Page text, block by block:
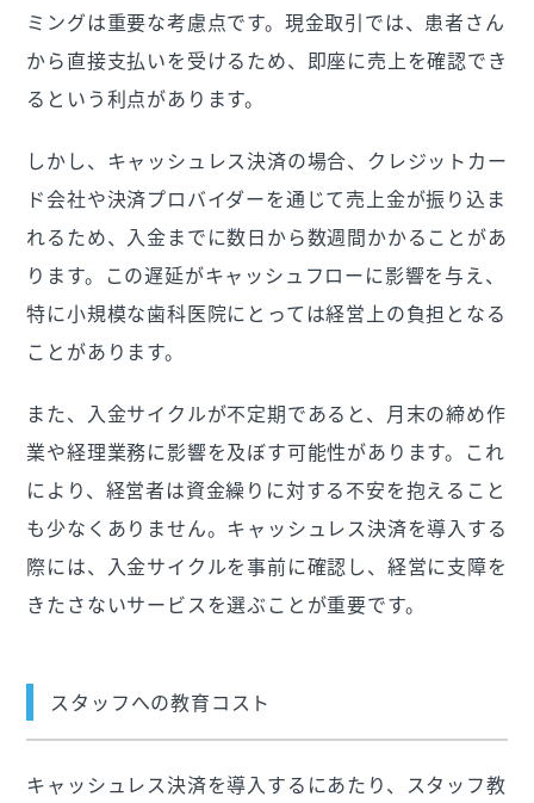
ミングは重要な考慮点です。現金取引では、患者さん
から直接支払いを受けるため、即座に売上を確認でき
るという利点があります。
しかし、キャッシュレス決済の場合、クレジットカー
ド会社や決済プロバイダーを通じて売上金が振り込ま
れるため、入金までに数日から数週間かかることがあ
ります。この遅延がキャッシュフローに影響を与え、
特に小規模な歯科医院にとっては経営上の負担となる
ことがあります。
また、入金サイクルが不定期であると、月末の締め作
業や経理業務に影響を及ぼす可能性があります。これ
により、経営者は資金繰りに対する不安を抱えること
も少なくありません。キャッシュレス決済を導入する
際には、入金サイクルを事前に確認し、経営に支障を
きたさないサービスを選ぶことが重要です。
スタッフへの教育コスト
キャッシュレス決済を導入するにあたり、スタッフ教